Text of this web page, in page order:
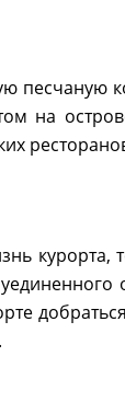
песчаную
на
курорта,